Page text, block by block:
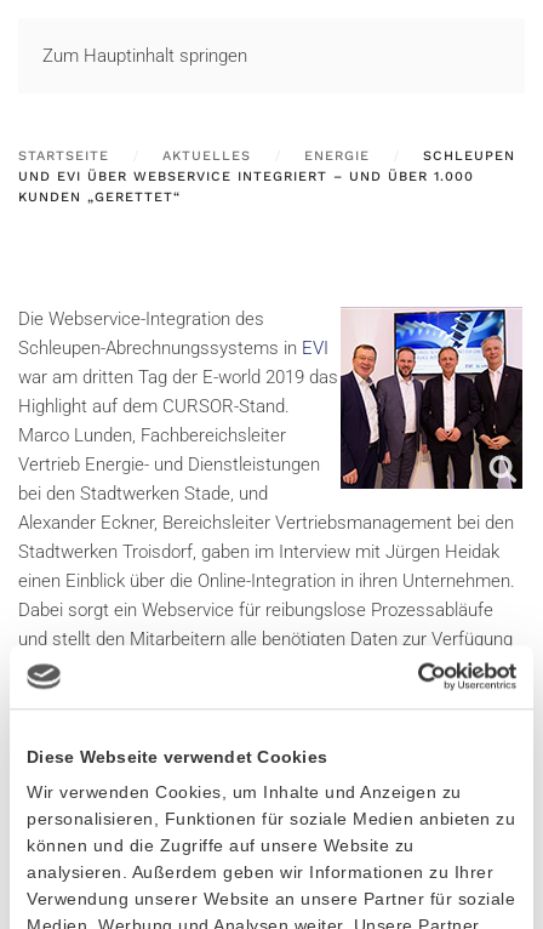
Diese Webseite verwendet Cookies
Wir verwenden Cookies, um Inhalte und Anzeigen zu
personalisieren, Funktionen für soziale Medien anbieten zu
können und die Zugriffe auf unsere Website zu
analysieren. Außerdem geben wir Informationen zu Ihrer
Verwendung unserer Website an unsere Partner für soziale
Zum Hauptinhalt springen
STARTSEITE AKTUELLES ENERGIE
SCHLEUPEN
UND EVI ÜBER WEBSERVICE INTEGRIERT – UND ÜBER 1.000
KUNDEN „GERETTET“
Die Webservice-Integration des
Schleupen-Abrechnungssystems in EVI
war am dritten Tag der E-world 2019 das
Highlight auf dem CURSOR-Stand.
Marco Lunden, Fachbereichsleiter
Vertrieb Energie- und Dienstleistungen
bei den Stadtwerken Stade, und
Alexander Eckner, Bereichsleiter Vertriebsmanagement bei den
Stadtwerken Troisdorf, gaben im Interview mit Jürgen Heidak
einen Einblick über die Online-Integration in ihren Unternehmen.
Dabei sorgt ein Webservice für reibungslose Prozessabläufe
und stellt den Mitarbeitern alle benötigten Daten zur Verfügung
– sofort und ohne Systemwechsel. Dank EVI konnten in
Troisdorf nach einer Preiserhöhung über 1000 Kunden „gerettet“